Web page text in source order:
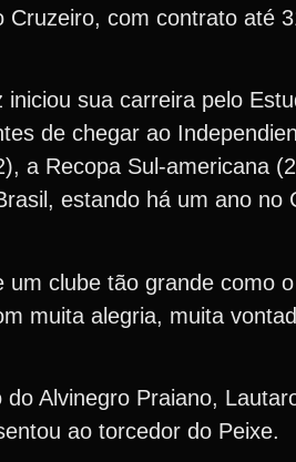
com contrato até
sua carreira pelo
de chegar ao
a Recopa Sul-americana
estando há um ano no
clube tão grande como
muita alegria, muita
Alvinegro Praiano,
ao torcedor do Peixe.